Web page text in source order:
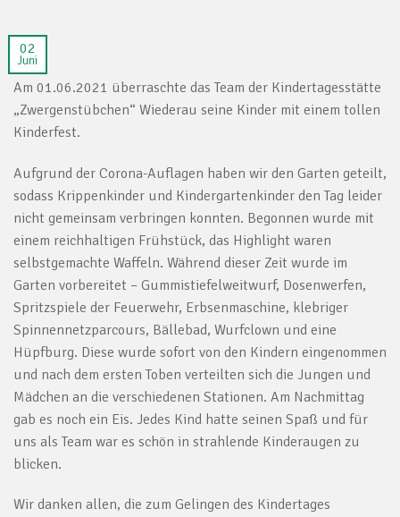
02
Juni
Am 01.06.2021 überraschte das Team der Kindertagesstätte
„Zwergenstübchen“ Wiederau seine Kinder mit einem tollen
Kinderfest.
Aufgrund der Corona-Auflagen haben wir den Garten geteilt,
sodass Krippenkinder und Kindergartenkinder den Tag leider
nicht gemeinsam verbringen konnten. Begonnen wurde mit
einem reichhaltigen Frühstück, das Highlight waren
selbstgemachte Waffeln. Während dieser Zeit wurde im
Garten vorbereitet – Gummistiefelweitwurf, Dosenwerfen,
Spritzspiele der Feuerwehr, Erbsenmaschine, klebriger
Spinnennetzparcours, Bällebad, Wurfclown und eine
Hüpfburg. Diese wurde sofort von den Kindern eingenommen
und nach dem ersten Toben verteilten sich die Jungen und
Mädchen an die verschiedenen Stationen. Am Nachmittag
gab es noch ein Eis. Jedes Kind hatte seinen Spaß und für
uns als Team war es schön in strahlende Kinderaugen zu
blicken.
Wir danken allen, die zum Gelingen des Kindertages